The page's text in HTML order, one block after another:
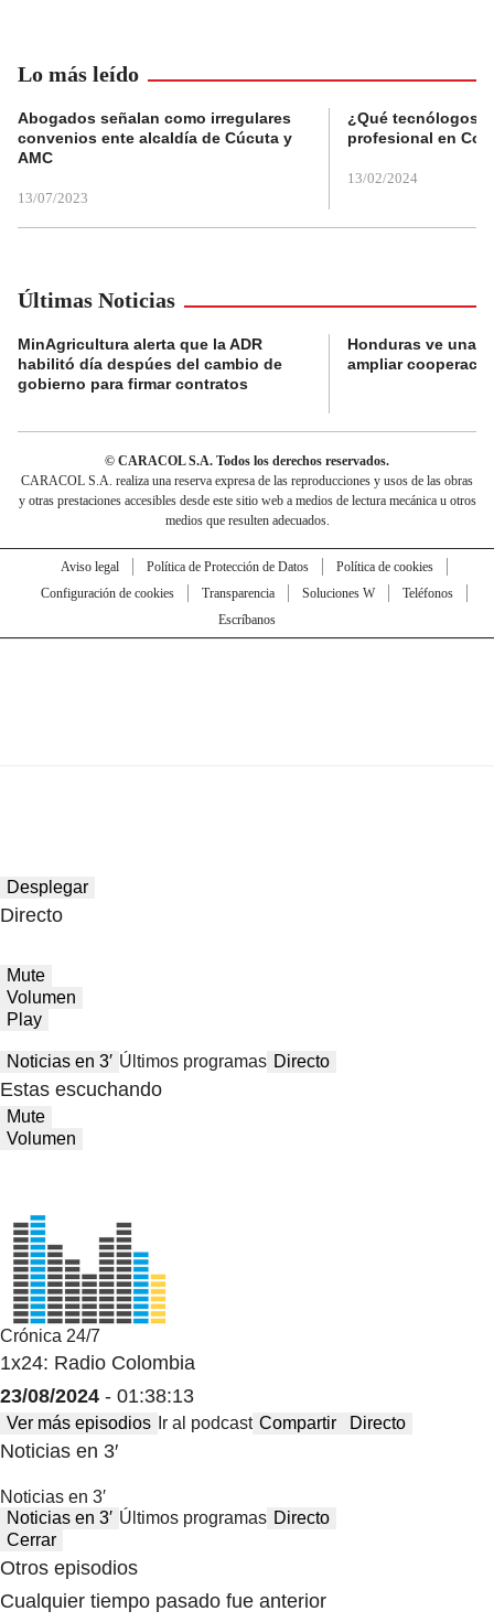
Lo más leído
Abogados señalan como irregulares
convenios ente alcaldía de Cúcuta y
AMC
13/07/2023
¿Qué tecnólogos
profesional en
13/02/2024
Últimas Noticias
MinAgricultura alerta que la ADR
habilitó día despúes del cambio de
gobierno para firmar contratos
Honduras ve una
ampliar
© CARACOL S.A. Todos los derechos reservados.
CARACOL S.A. realiza una reserva expresa de las reproducciones y usos de las obras
y otras prestaciones accesibles desde este sitio web a medios de lectura mecánica u otros
medios que resulten adecuados.
Aviso legal Política de Protección de Datos
Política de cookies
Configuración de cookies
Transparencia Soluciones W
Teléfonos
Escríbanos
Desplegar
Directo
Mute
Volumen
Play
Noticias en 3′ Últimos programas Directo
Estas escuchando
Mute
Volumen
Crónica 24/7
1x24: Radio Colombia
23/08/2024 - 01:38:13
Ver más episodios Ir al podcast Compartir Directo
Noticias en 3′
Noticias en 3′
Noticias en 3′ Últimos programas Directo
Cerrar
Otros episodios
Cualquier tiempo pasado fue anterior